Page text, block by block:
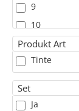
9
10
11
Produkt Art
Tinte
Set
Ja